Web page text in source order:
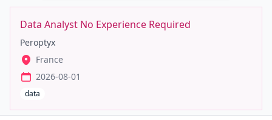
Data Analyst No Experience Required
Peroptyx
France
2026-08-01
data